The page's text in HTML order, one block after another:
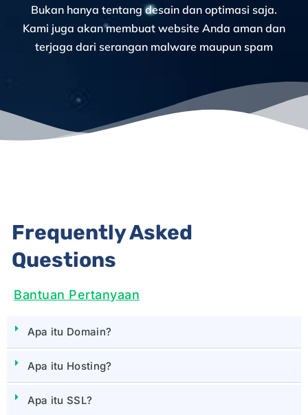
Bukan hanya tentang desain dan optimasi saja.
Kami juga akan membuat website Anda aman dan
terjaga dari serangan malware maupun spam
Frequently Asked
Questions
Bantuan Pertanyaan
Apa itu Domain?
Apa itu Hosting?
Apa itu SSL?